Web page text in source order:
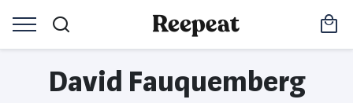
David Fauquemberg